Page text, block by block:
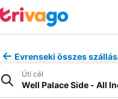
Evrenseki összes
Úti cél
Well Palace Side - All